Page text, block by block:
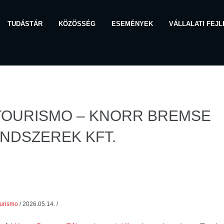
TUDÁSTÁR KÖZÖSSÉG ESEMÉNYEK VÁLLALATI
– KNORR BREMSE
KFT.
/2026.05.14. /